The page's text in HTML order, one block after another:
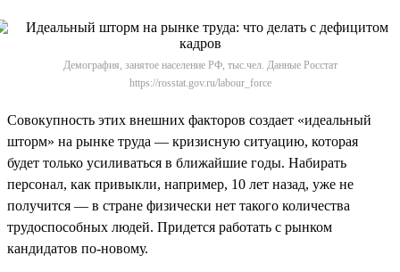
Демография, занятое население РФ, тыс.чел. Данные Росстат
https://rosstat.gov.ru/labour_force
Совокупность этих внешних факторов создает «идеальный
шторм» на рынке труда — кризисную ситуацию, которая
будет только усиливаться в ближайшие годы. Набирать
персонал, как привыкли, например, 10 лет назад, уже не
получится — в стране физически нет такого количества
трудоспособных людей. Придется работать с рынком
кандидатов по-новому.